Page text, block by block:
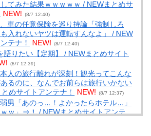
てみた結果ｗｗｗｗｗ / NEWまとめサ
NEW! (8/7 12:40)
車の任意保険を巡り持論「強制しろ
入れないヤツは運転すんなよ」 / NEW
テナ！
NEW! (8/7 12:40)
語りたい【定期】 / NEWまとめサイト
(8/7 12:39)
人の旅行離れが深刻！観光ってこんな
るのに、なんでお前らは旅行いかない
めサイトアンテナ！
NEW! (8/7 12:37)
弱男「あのっ…！よかったらホテル…」
ｗ」⇒！ / NEWまとめサイトアンテ